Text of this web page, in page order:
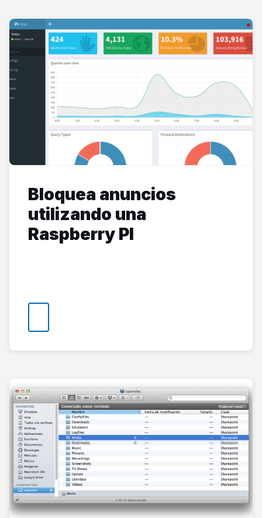
Bloquea anuncios
utilizando una
Raspberry PI